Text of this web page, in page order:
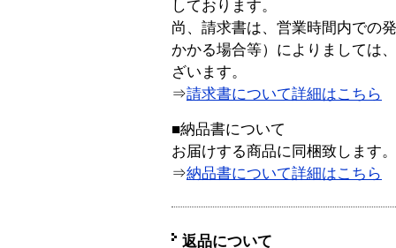
しております。
尚、請求書は、営業時間内での
かかる場合等）によりましては
ざいます。
⇒請求書について詳細はこちら
■納品書について
お届けする商品に同梱致します。
⇒納品書について詳細はこちら
返品について